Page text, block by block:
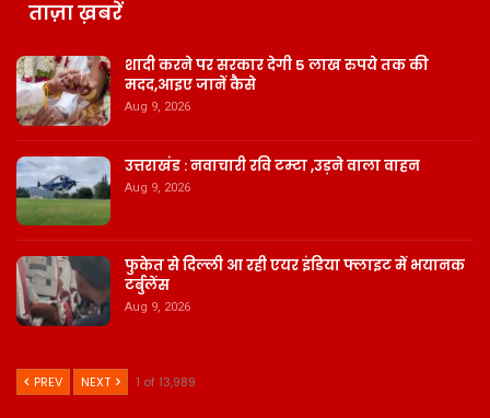
ताज़ा ख़बरें
शादी करने पर सरकार देगी 5 लाख रुपये तक की
मदद,आइए जानें कैसे
Aug 9, 2026
उत्तराखंड : नवाचारी रवि टम्टा ,उड़ने वाला वाहन
Aug 9, 2026
फुकेत से दिल्ली आ रही एयर इंडिया फ्लाइट में भयानक
टर्बुलेंस
Aug 9, 2026
PREV NEXT 1 of 13,989